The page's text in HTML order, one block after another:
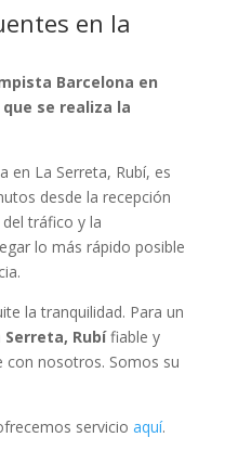
en la
Barcelona en
se realiza la
en La Serreta, Rubí, es
desde la recepción
tráfico y la
lo más rápido posible
la tranquilidad. Para un
Rubífiable y
con nosotros. Somos su
servicio aquí.